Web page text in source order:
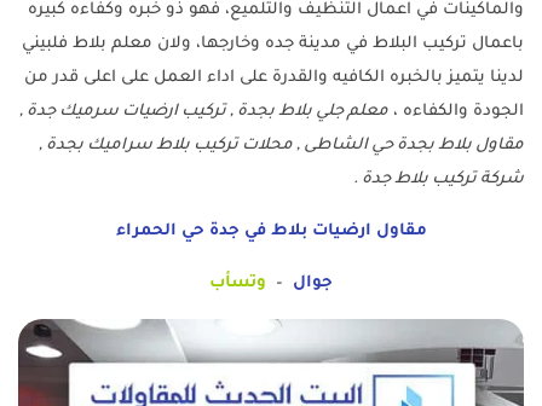
والماكينات في اعمال التنظيف والتلميع، فهو ذو خبره وكفاءه كبيره
باعمال تركيب البلاط في مدينة جده وخارجها، ولان معلم بلاط فلبيني
لدينا يتميز بالخبره الكافيه والقدرة على اداء العمل على اعلى قدر من
الجودة والكفاءه ، معلم جلي بلاط بجدة , تركيب ارضيات سرميك جدة ,
مقاول بلاط بجدة حي الشاطى , محلات تركيب بلاط سراميك بجدة ,
شركة تركيب بلاط جدة .
مقاول ارضيات بلاط في جدة حي الحمراء
جوال – وتسأب